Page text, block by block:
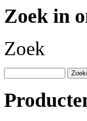
Zoek in
Zoek